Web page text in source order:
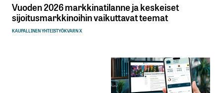
Vuoden 2026 markkinatilanne ja keskeiset
sijoitusmarkkinoihin vaikuttavat teemat
KAUPALLINEN YHTEISTYÖKVARN X